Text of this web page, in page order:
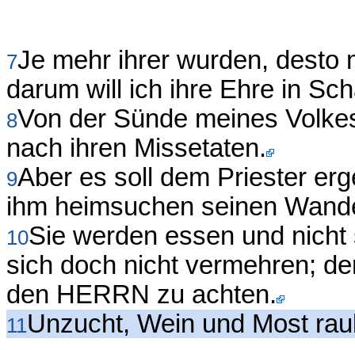
7Je mehr ihrer wurden, desto
darum will ich ihre Ehre in
8Von der Sünde meines
nach ihren Missetaten.
9Aber es soll dem Priester
ihm heimsuchen seinen
10Sie werden essen und
sich doch nicht vermehren;
den HERRN zu achten.
11Unzucht, Wein und Most